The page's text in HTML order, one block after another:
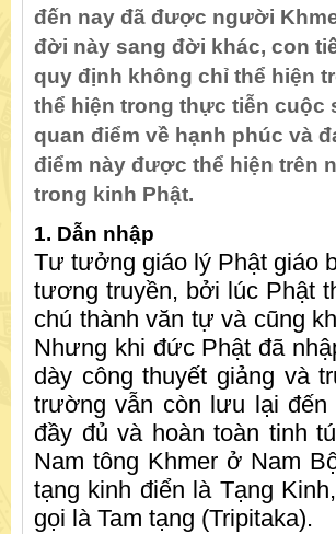
đến nay đã được người
đời này sang đời khác, con
quy định không chỉ thể hiện
thể hiện trong thực tiễn
quan điểm về hạnh phúc và
điểm này được thể hiện trên
trong kinh Phật.
1. Dẫn nhập
Tư tưởng giáo lý Phật giáo
tương truyền, bởi lúc Phật
chú thành văn tự và cũng
Nhưng khi đức Phật đã
dày công thuyết giảng và
trường vẫn còn lưu lại đến
đầy đủ và hoàn toàn tinh
Nam tông Khmer ở Nam
tạng kinh điển là Tạng
gọi là Tam tạng (Tripitaka).